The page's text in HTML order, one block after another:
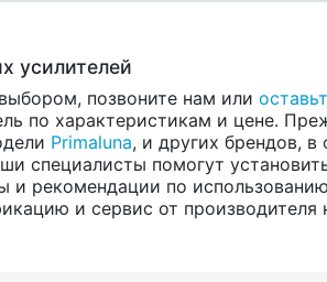
усилителей
позвоните нам или
по характеристикам и цене.
Primaluna, и других брендов,
специалисты помогут
и рекомендации по
и сервис от